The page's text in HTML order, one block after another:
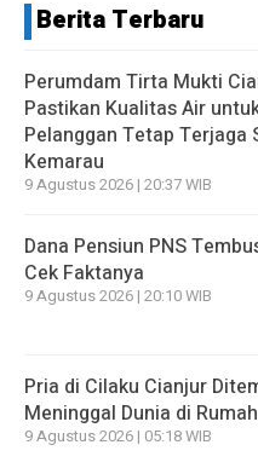
Berita Terbaru
Perumdam Tirta Mukti
Pastikan Kualitas Air
Pelanggan Tetap Terjaga
Kemarau
9 Agustus 2026 | 20:37 WIB
Dana Pensiun PNS
Cek Faktanya
9 Agustus 2026 | 20:10 WIB
Pria di Cilaku Cianjur
Meninggal Dunia di
9 Agustus 2026 | 05:18 WIB